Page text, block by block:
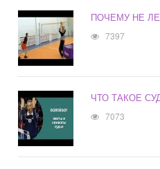
ПОЧЕМУ НЕ
7397
ЧТО ТАКОЕ
7073